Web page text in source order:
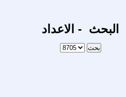
البحث - الاعداد